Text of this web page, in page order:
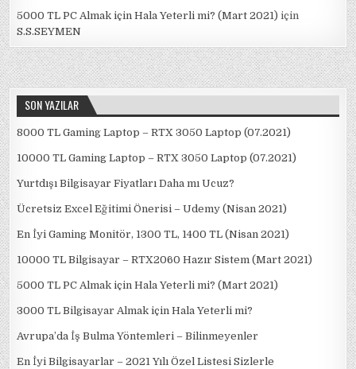
5000 TL PC Almak için Hala Yeterli mi? (Mart 2021) için
S.S.SEYMEN
SON YAZILAR
8000 TL Gaming Laptop – RTX 3050 Laptop (07.2021)
10000 TL Gaming Laptop – RTX 3050 Laptop (07.2021)
Yurtdışı Bilgisayar Fiyatları Daha mı Ucuz?
Ücretsiz Excel Eğitimi Önerisi – Udemy (Nisan 2021)
En İyi Gaming Monitör, 1300 TL, 1400 TL (Nisan 2021)
10000 TL Bilgisayar – RTX2060 Hazır Sistem (Mart 2021)
5000 TL PC Almak için Hala Yeterli mi? (Mart 2021)
3000 TL Bilgisayar Almak için Hala Yeterli mi?
Avrupa’da İş Bulma Yöntemleri – Bilinmeyenler
En İyi Bilgisayarlar – 2021 Yılı Özel Listesi Sizlerle